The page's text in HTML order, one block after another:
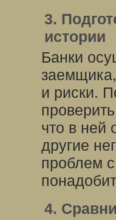
3.
истории
Банки
и риски.
что в ней
другие
проблем
4.